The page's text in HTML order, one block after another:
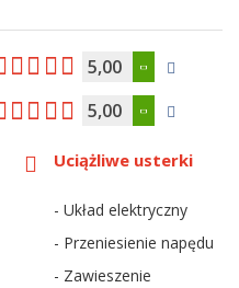
5,00
5,00
Uciążliwe usterki
- Układ elektryczny
- Przeniesienie napędu
- Zawieszenie